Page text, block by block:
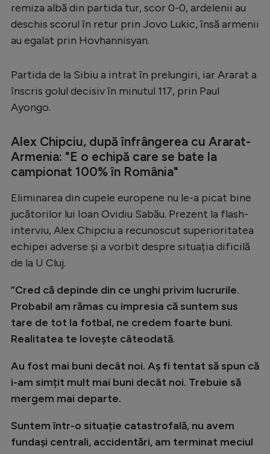
Ligue 1
Campionate
EURO 2024
Handbal
Natație
Auto
Rugby
Ciclism
Alte sporturi
JO 2024
remiza albă din partida tur, scor 0-0, ardelenii au
deschis scorul în retur prin Jovo Lukic, însă armenii
au egalat prin Hovhannisyan.
Partida de la Sibiu a intrat în prelungiri, iar Ararat a
înscris golul decisiv în minutul 117, prin Paul
Ayongo.
Alex Chipciu, după înfrângerea cu Ararat-
Armenia: "E o echipă care se bate la
campionat 100% în România"
Eliminarea din cupele europene nu le-a picat bine
jucătorilor lui Ioan Ovidiu Sabău. Prezent la flash-
interviu, Alex Chipciu a recunoscut superioritatea
echipei adverse și a vorbit despre situația dificilă
de la U Cluj.
”Cred că depinde din ce unghi privim lucrurile.
Probabil am rămas cu impresia că suntem sus
tare de tot la fotbal, ne credem foarte buni.
Realitatea te lovește câteodată.
Au fost mai buni decât noi. Aș fi tentat să spun că
i-am simțit mult mai buni decât noi. Trebuie să
mergem mai departe.
Suntem într-o situație catastrofală, nu avem
fundași centrali, accidentări, am terminat meciul